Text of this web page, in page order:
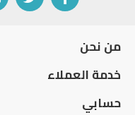
من نحن
خدمة العملاء
حسابي